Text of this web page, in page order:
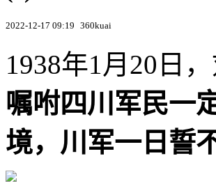
2022-12-17 09:19 360kuai
1938年1月20日
嘱咐四川军民一
境，川军一日誓